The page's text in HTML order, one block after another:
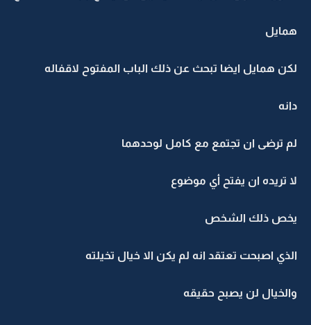
همايل
لكن همايل ايضا تبحث عن ذلك الباب المفتوح لاقفاله
دانه
لم ترضى ان تجتمع مع كامل لوحدهما
لا تريده ان يفتح أي موضوع
يخص ذلك الشخص
الذي اصبحت تعتقد انه لم يكن الا خيال تخيلته
والخيال لن يصبح حقيقه